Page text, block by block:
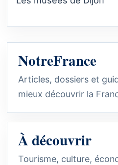
NotreFrance
Articles, dossiers et
mieux découvrir la
À découvrir
Tourisme, culture,